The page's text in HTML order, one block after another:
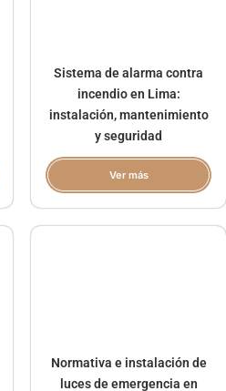
Sistema de alarma contra
incendio en Lima:
instalación, mantenimiento
y seguridad
Ver más
Normativa e instalación de
luces de emergencia en